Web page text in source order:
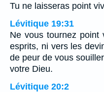
Tu ne laisseras point
Lévitique 19:31
Ne vous tournez point
esprits, ni vers les
de peur de vous
votre Dieu.
Lévitique 20:2